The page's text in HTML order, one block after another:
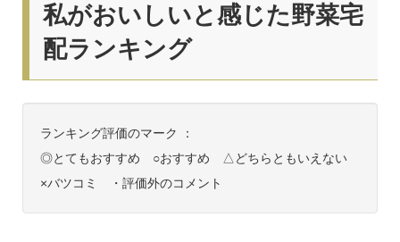
私がおいしいと感じた野菜宅
配ランキング
ランキング評価のマーク ：
◎とてもおすすめ ○おすすめ △どちらともいえない
×バツコミ ・評価外のコメント